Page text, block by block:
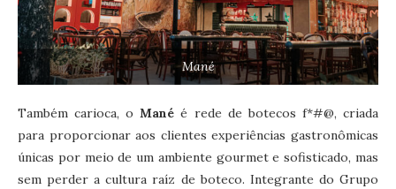
Mané
Também carioca, oMané é rede de botecos f*#@, criada
para proporcionar aos clientes experiências gastronômicas
únicas por meio de um ambiente gourmet e sofisticado, mas
sem perder a cultura raíz de boteco. Integrante do Grupo